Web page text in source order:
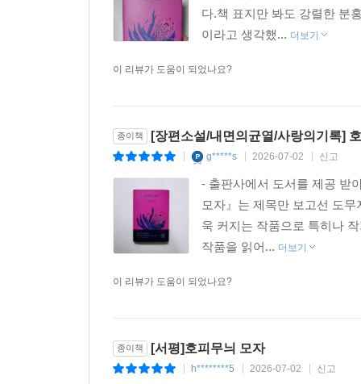
다.책 표지만 봐도 강렬한 분
이라고 생각했... 더보기
이 리뷰가 도움이 되었나요?
종이책 [장편소설/내면의균열/사랑의기록]
g*****s 2026-07-02 신고
- 출판사에서 도서를 제공 받
모자』는 제목만 보고선 도
욱 커지는 작품으로 특히나
작품을 읽어... 더보기
이 리뷰가 도움이 되었나요?
종이책 [서평]호피무늬 모자
h********5 2026-07-02 신고